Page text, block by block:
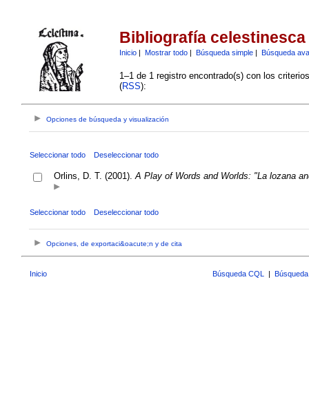
Bibliografía celestinesca
Inicio| Mostrar todo| Búsqueda simple| Búsqueda
1–1 de 1 registro encontrado(s) con los
(RSS):
Opciones de búsqueda y visualización
Seleccionar todo Deseleccionar todo
Orlins, D. T. (2001). A Play of Words and Worlds: "La lozana
Seleccionar todo Deseleccionar todo
Opciones, de exportaci&oacute;n y de cita
Inicio Búsqueda CQL |